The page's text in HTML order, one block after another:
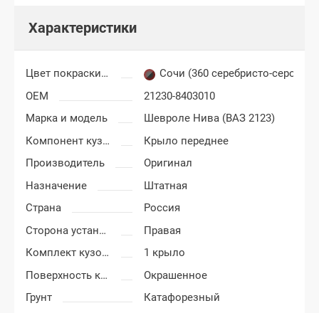
Характеристики
Цвет покраски Шевроле Нива
Сочи (360 серебристо-серо-
OEM
21230-8403010
Марка и модель
Шевроле Нива (ВАЗ 2123)
Компонент кузова
Крыло переднее
Производитель
Оригинал
Назначение
Штатная
Страна
Россия
Сторона установки
Правая
Комплект кузовных деталей
1 крыло
Поверхность крыла
Окрашенное
Грунт
Катафорезный